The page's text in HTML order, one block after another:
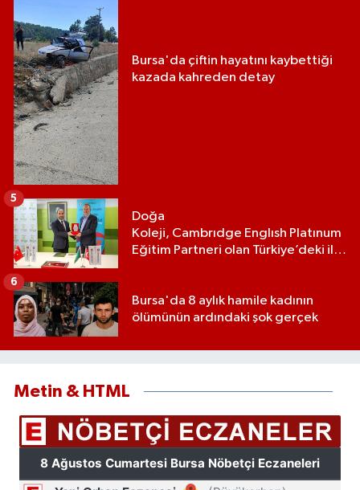
Bursa'da çiftin hayatını kaybettiği
kazada kahreden detay
Doğa
Koleji, Cambrıdge Englısh Platınum
Eğitim Partneri olan Türkiye’deki ilk
5
Bursa'da 8 aylık hamile kadının
ölümünün ardındaki şok gerçek
6
Metin & HTML